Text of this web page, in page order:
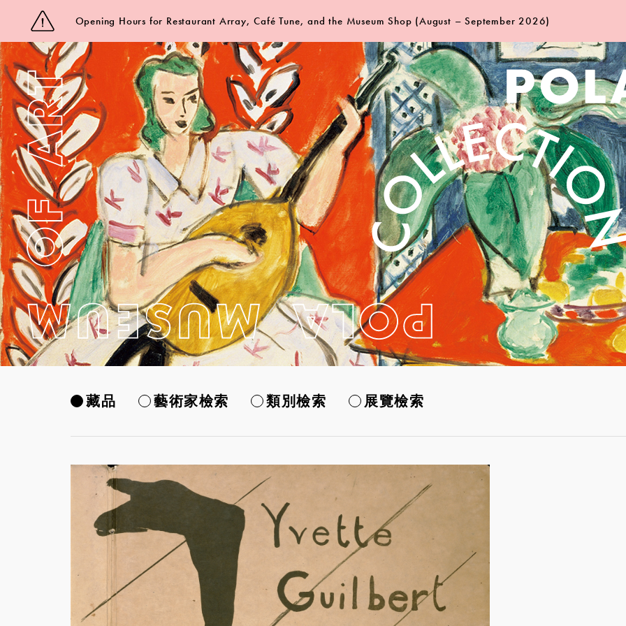
Opening Hours for Restaurant Array, Café Tune, and the Museum Shop (August – September 2026)
藏品 藝術家檢索 類別檢索 展覽檢索